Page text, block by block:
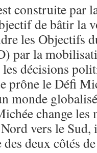
construite par
de bâtir la
les Objectifs
par la
décisions
prône le Défi
monde
change les
vers le Sud,
deux côtés